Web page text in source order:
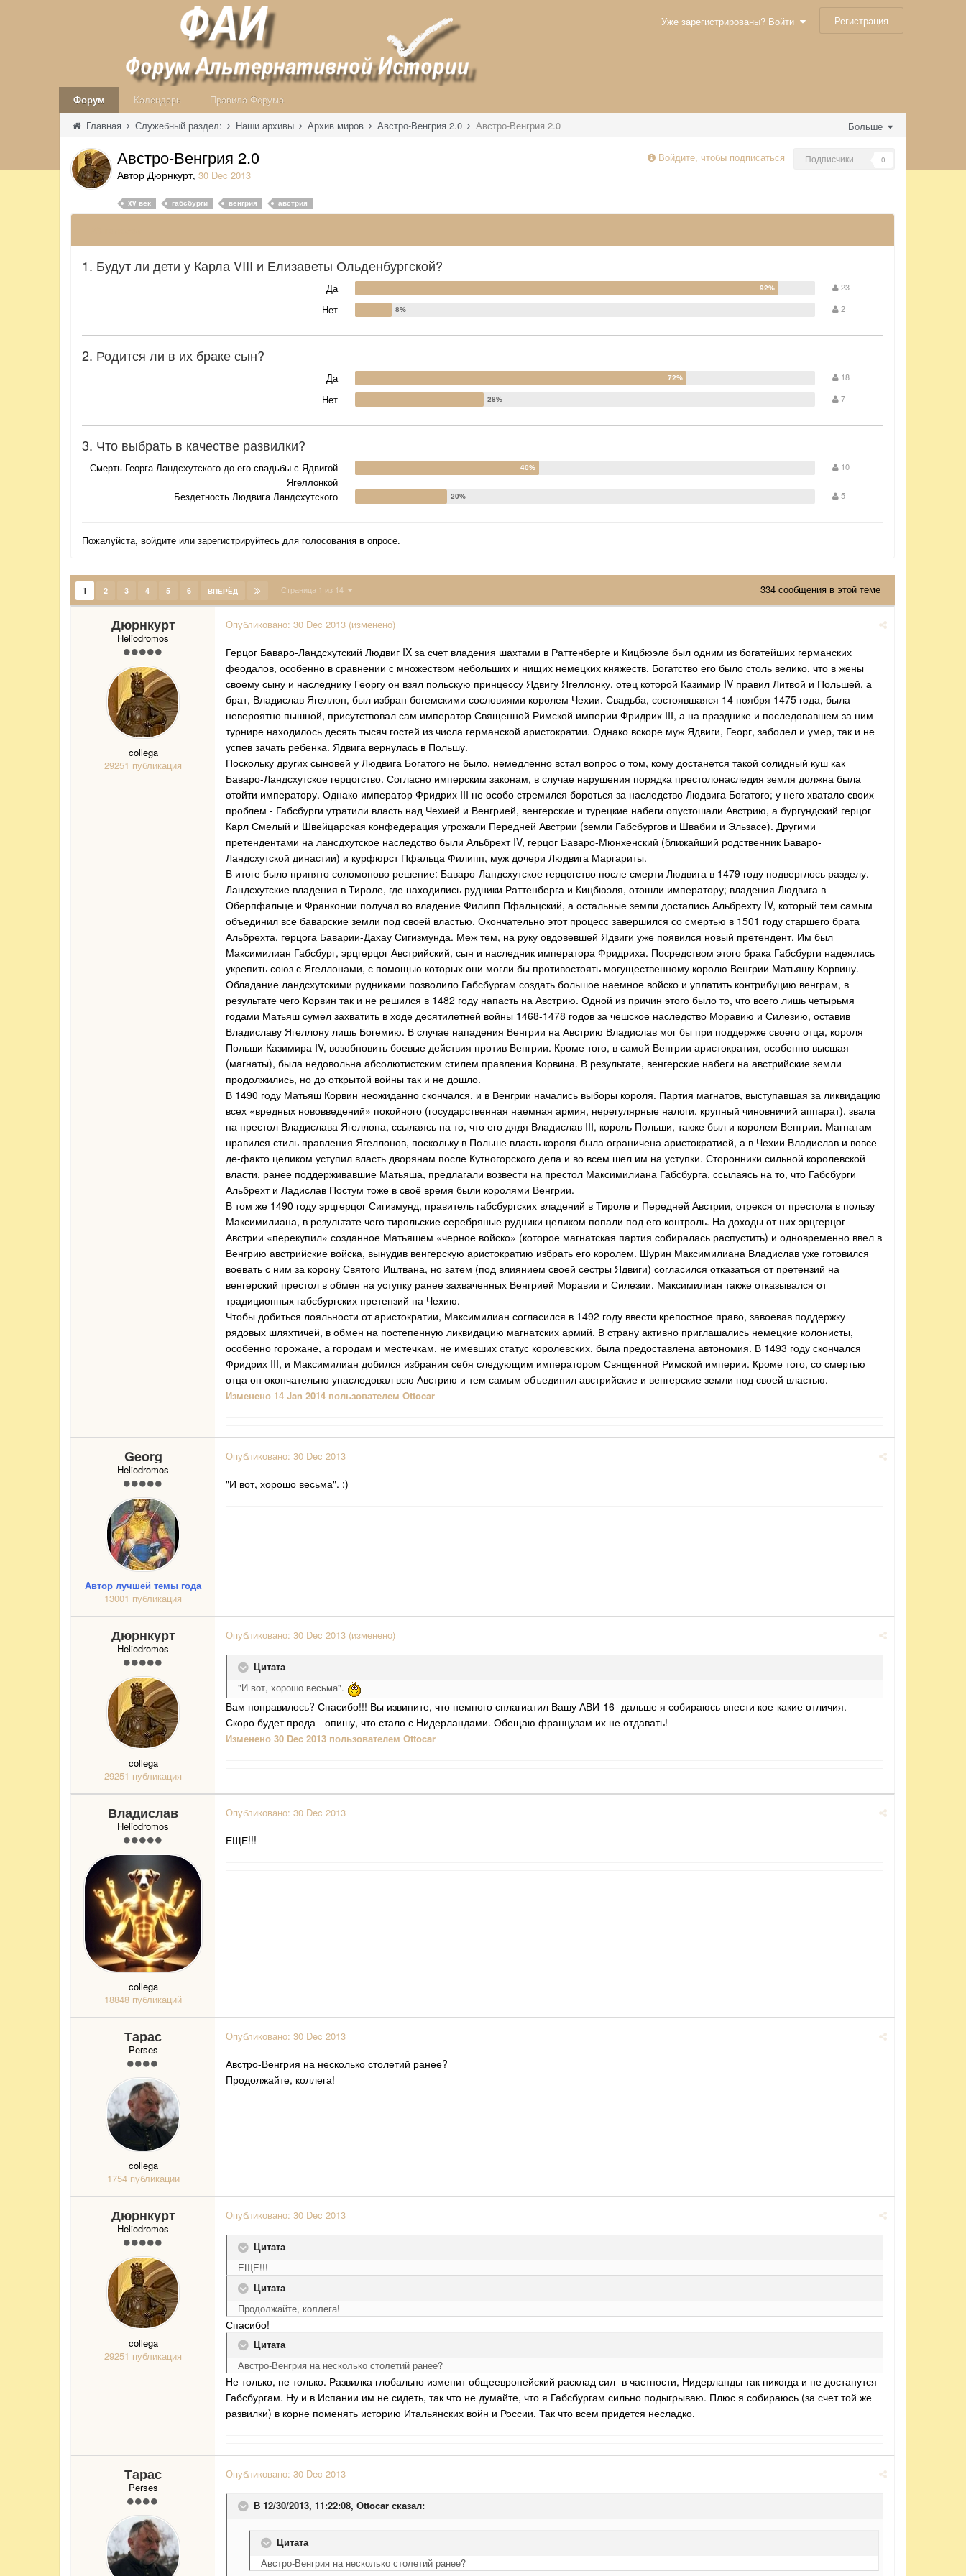
Уже зарегистрированы? Войти Регистрация
Форум Календарь
Правила Форума
Больше
Главная Служебный раздел: Наши архивы Архив миров Австро-Венгрия 2.0 Австро-Венгрия 2.0
Войдите, чтобы подписаться Подписчики 0
Австро-Венгрия 2.0
Автор Дюрнкурт,30 Dec 2013
xv век габсбурги венгрия австрия
1. Будут ли дети у Карла VIII и Елизаветы Ольденбургской?
Да 23
Нет 2
2. Родится ли в их браке сын?
Да 18
Нет 7
3. Что выбрать в качестве развилки?
Смерть Георга Ландсхутского до его свадьбы с Ядвигой
Ягеллонкой
10
Бездетность Людвига Ландсхутского 5
Пожалуйста,войдите илизарегистрируйтесь для голосования в опросе.
334 сообщения в этой теме
1 2 3 4 5 6 ВПЕРЁД Страница 1 из 14
Дюрнкурт
Heliodromos
collega
29251 публикация
Опубликовано:30 Dec 2013 (изменено)
Герцог Баваро-Ландсхутский Людвиг IX за счет владения шахтами в Раттенберге и Кицбюэле был одним из богатейших германских
феодалов, особенно в сравнении с множеством небольших и нищих немецких княжеств. Богатство его было столь велико, что в жены
своему сыну и наследнику Георгу он взял польскую принцессу Ядвигу Ягеллонку, отец которой Казимир IV правил Литвой и Польшей, а
брат, Владислав Ягеллон, был избран богемскими сословиями королем Чехии. Свадьба, состоявшаяся 14 ноября 1475 года, была
невероятно пышной, присутствовал сам император Священной Римской империи Фридрих III, а на празднике и последовавшем за ним
турнире находилось десять тысяч гостей из числа германской аристократии. Однако вскоре муж Ядвиги, Георг, заболел и умер, так и не
успев зачать ребенка. Ядвига вернулась в Польшу.
Поскольку других сыновей у Людвига Богатого не было, немедленно встал вопрос о том, кому достанется такой солидный куш как
Баваро-Ландсхутское герцогство. Согласно имперским законам, в случае нарушения порядка престолонаследия земля должна была
отойти императору. Однако император Фридрих III не особо стремился бороться за наследство Людвига Богатого; у него хватало своих
проблем - Габсбурги утратили власть над Чехией и Венгрией, венгерские и турецкие набеги опустошали Австрию, а бургундский герцог
Карл Смелый и Швейцарская конфедерация угрожали Передней Австрии (земли Габсбургов и Швабии и Эльзасе). Другими
претендентами на лансдхутское наследство были Альбрехт IV, герцог Баваро-Мюнхенский (ближайший родственник Баваро-
Ландсхутской династии) и курфюрст Пфальца Филипп, муж дочери Людвига Маргариты.
В итоге было принято соломоново решение: Баваро-Ландсхутское герцогство после смерти Людвига в 1479 году подверглось разделу.
Ландсхутские владения в Тироле, где находились рудники Раттенберга и Кицбюэля, отошли императору; владения Людвига в
Оберпфальце и Франконии получал во владение Филипп Пфальцский, а остальные земли достались Альбрехту IV, который тем самым
объединил все баварские земли под своей властью. Окончательно этот процесс завершился со смертью в 1501 году старшего брата
Альбрехта, герцога Баварии-Дахау Сигизмунда. Меж тем, на руку овдовевшей Ядвиги уже появился новый претендент. Им был
Максимилиан Габсбург, эрцгерцог Австрийский, сын и наследник императора Фридриха. Посредством этого брака Габсбурги надеялись
укрепить союз с Ягеллонами, с помощью которых они могли бы противостоять могущественному королю Венгрии Матьяшу Корвину.
Обладание ландсхутскими рудниками позволило Габсбургам создать большое наемное войско и уплатить контрибуцию венграм, в
результате чего Корвин так и не решился в 1482 году напасть на Австрию. Одной из причин этого было то, что всего лишь четырьмя
годами Матьяш сумел захватить в ходе десятилетней войны 1468-1478 годов за чешское наследство Моравию и Силезию, оставив
Владиславу Ягеллону лишь Богемию. В случае нападения Венгрии на Австрию Владислав мог бы при поддержке своего отца, короля
Польши Казимира IV, возобновить боевые действия против Венгрии. Кроме того, в самой Венгрии аристократия, особенно высшая
(магнаты), была недовольна абсолютистским стилем правления Корвина. В результате, венгерские набеги на австрийские земли
продолжились, но до открытой войны так и не дошло.
В 1490 году Матьяш Корвин неожиданно скончался, и в Венгрии начались выборы короля. Партия магнатов, выступавшая за ликвидацию
всех «вредных нововведений» покойного (государственная наемная армия, нерегулярные налоги, крупный чиновничий аппарат), звала
на престол Владислава Ягеллона, ссылаясь на то, что его дядя Владислав III, король Польши, также был и королем Венгрии. Магнатам
нравился стиль правления Ягеллонов, поскольку в Польше власть короля была ограничена аристократией, а в Чехии Владислав и вовсе
де-факто целиком уступил власть дворянам после Кутногорского дела и во всем шел им на уступки. Сторонники сильной королевской
власти, ранее поддерживавшие Матьяша, предлагали возвести на престол Максимилиана Габсбурга, ссылаясь на то, что Габсбурги
Альбрехт и Ладислав Постум тоже в своё время были королями Венгрии.
В том же 1490 году эрцгерцог Сигизмунд, правитель габсбургских владений в Тироле и Передней Австрии, отрекся от престола в пользу
Максимилиана, в результате чего тирольские серебряные рудники целиком попали под его контроль. На доходы от них эрцгерцог
Австрии «перекупил» созданное Матьяшем «черное войско» (которое магнатская партия собиралась распустить) и одновременно ввел в
Венгрию австрийские войска, вынудив венгерскую аристократию избрать его королем. Шурин Максимилиана Владислав уже готовился
воевать с ним за корону Святого Иштвана, но затем (под влиянием своей сестры Ядвиги) согласился отказаться от претензий на
венгерский престол в обмен на уступку ранее захваченных Венгрией Моравии и Силезии. Максимилиан также отказывался от
традиционных габсбургских претензий на Чехию.
Чтобы добиться лояльности от аристократии, Максимилиан согласился в 1492 году ввести крепостное право, завоевав поддержку
рядовых шляхтичей, в обмен на постепенную ликвидацию магнатских армий. В страну активно приглашались немецкие колонисты,
особенно горожане, а городам и местечкам, не имевших статус королевских, была предоставлена автономия. В 1493 году скончался
Фридрих III, и Максимилиан добился избрания себя следующим императором Священной Римской империи. Кроме того, со смертью
отца он окончательно унаследовал всю Австрию и тем самым объединил австрийские и венгерские земли под своей властью.
Изменено 14 Jan 2014 пользователем Ottocar
Georg
Heliodromos
Автор лучшей темы года
13001 публикация
Опубликовано:30 Dec 2013
"И вот, хорошо весьма". :)
Дюрнкурт
Heliodromos
collega
29251 публикация
Опубликовано:30 Dec 2013 (изменено)
Цитата
"И вот, хорошо весьма".
Вам понравилось? Спасибо!!! Вы извините, что немного сплагиатил Вашу АВИ-16- дальше я собираюсь внести кое-какие отличия.
Скоро будет прода - опишу, что стало с Нидерландами. Обещаю французам их не отдавать!
Изменено30 Dec 2013 пользователем Ottocar
Владислав
Heliodromos
collega
18848 публикаций
Опубликовано:30 Dec 2013
ЕЩЕ!!!
Тарас
Perses
collega
1754 публикации
Опубликовано:30 Dec 2013
Австро-Венгрия на несколько столетий ранее?
Продолжайте, коллега!
Дюрнкурт
Heliodromos
collega
29251 публикация
Опубликовано:30 Dec 2013
Цитата
ЕЩЕ!!!
Цитата
Продолжайте, коллега!
Спасибо!
Цитата
Австро-Венгрия на несколько столетий ранее?
Не только, не только. Развилка глобально изменит общеевропейский расклад сил- в частности, Нидерланды так никогда и не достанутся
Габсбургам. Ну и в Испании им не сидеть, так что не думайте, что я Габсбургам сильно подыгрываю. Плюс я собираюсь (за счет той же
развилки) в корне поменять историю Итальянских войн и России. Так что всем придется несладко.
Тарас
Perses
Опубликовано:30 Dec 2013
В 12/30/2013, 11:22:08, Ottocar сказал:
Цитата
Австро-Венгрия на несколько столетий ранее?